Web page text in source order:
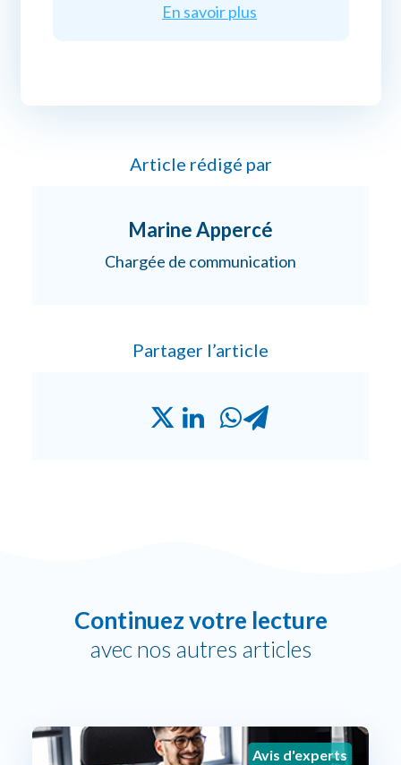
En savoir plus
Article rédigé par
Marine Appercé
Chargée de communication
Partager l’article
Continuez votre lecture
avec nos autres articles
Avis d'experts